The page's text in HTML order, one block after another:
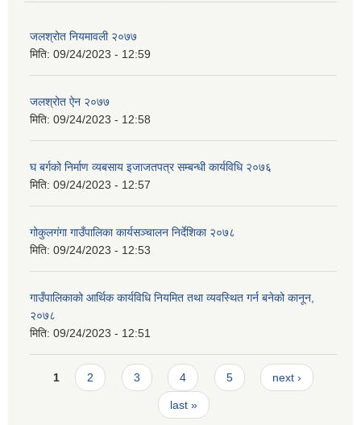
जलश्रोत नियमावली २०७७
मिति: 09/24/2023 - 12:59
जलश्रोत ऐन २०७७
मिति: 09/24/2023 - 12:58
घ बर्गको निर्माण व्यबसाय इजाजतपत्र सम्बन्धी कार्यविधि २०७६
मिति: 09/24/2023 - 12:57
गोकुलगंगा गाउँपालिका कार्यसञ्चालन निर्देशिका २०७८
मिति: 09/24/2023 - 12:53
गाउँपालिकाको आर्थिक कार्यविधि नियमित तथा व्यवस्थित गर्न बनेको कानून,
२०७८
मिति: 09/24/2023 - 12:51
Pages
1 2 3 4 5 next ›
last »